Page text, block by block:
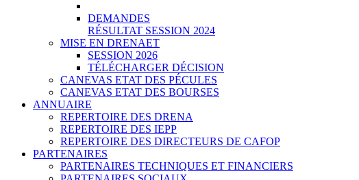
DEMANDES
RÉSULTAT SESSION 2024
MISE EN DRENAET
SESSION 2026
TÉLÉCHARGER DÉCISION
CANEVAS ETAT DES PÉCULES
CANEVAS ETAT DES BOURSES
ANNUAIRE
REPERTOIRE DES DRENA
REPERTOIRE DES IEPP
REPERTOIRE DES DIRECTEURS DE CAFOP
PARTENAIRES
PARTENAIRES TECHNIQUES ET FINANCIERS